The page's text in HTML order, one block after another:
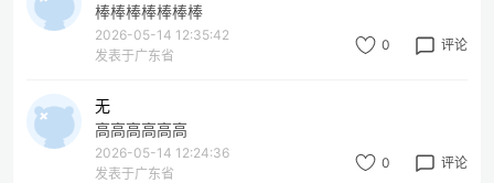
棒棒棒棒棒棒棒
2026-05-14 12:35:42
发表于广东省
0 评论
无
高高高高高高
2026-05-14 12:24:36
发表于广东省
0 评论